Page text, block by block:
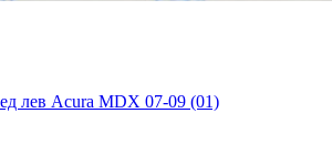
лев Acura MDX 07-09 (01)